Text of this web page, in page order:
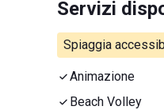
Servizi
Spiaggia
Animazione
Beach Volley